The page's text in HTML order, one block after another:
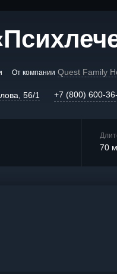
От компании Quest Family
56/1 +7 (800) 600-
70